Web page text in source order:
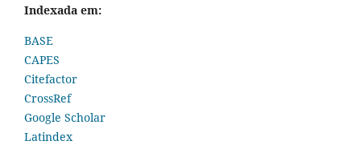
Indexada em:
BASE
CAPES
Citefactor
CrossRef
Google Scholar
Latindex